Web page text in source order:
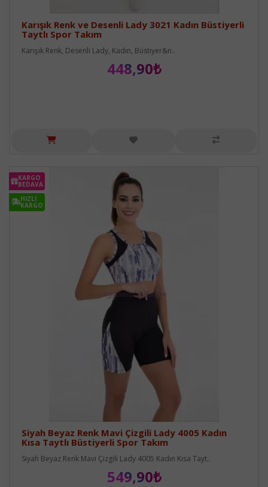
Karışık Renk ve Desenli Lady 3021 Kadın Büstiyerli
Taytlı Spor Takım
Karışık Renk, Desenli Lady, Kadın, Büstiyer&n..
448,90₺
KARGO
BEDAVA
HIZLI
KARGO
Siyah Beyaz Renk Mavi Çizgili Lady 4005 Kadın
Kısa Taytlı Büstiyerli Spor Takım
Siyah Beyaz Renk Mavi Çizgili Lady 4005 Kadın Kısa Tayt..
549,90₺